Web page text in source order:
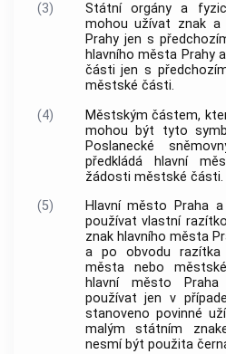
(3)
Státní orgány a
mohou užívat znak a
Prahyjen s
hlavního města Prahya
části jen s
městské části.
(4)
Městským částem,
mohou být tyto
Poslanecké
předkládá
hlavní
žádosti městské části.
(5)
Hlavní město Praha
používat vlastní
znak hlavního města
a po obvodu
města nebo
hlavní město Praha
používat jen v
stanoveno povinné
malým státním
nesmí být použita